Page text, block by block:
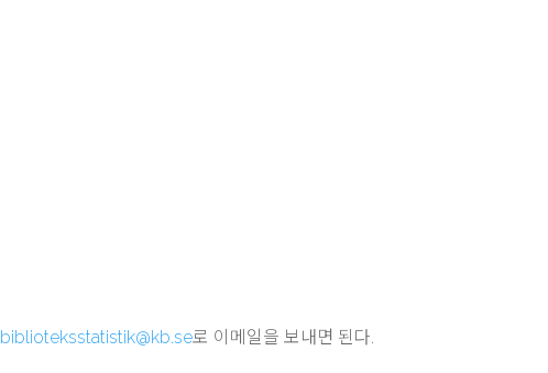
biblioteksstatistik@kb.se로 이메일을 보내면 된다.